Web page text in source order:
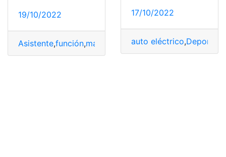
19/10/2022
Asistente,función,marca Samsung, Televisor
17/10/2022
auto eléctrico,Deportivo